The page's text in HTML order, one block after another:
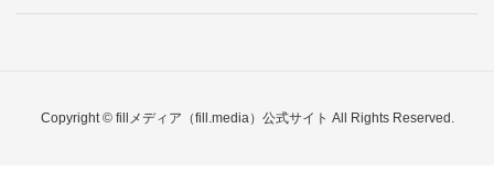
Copyright © fillメディア（fill.media）公式サイト All Rights Reserved.